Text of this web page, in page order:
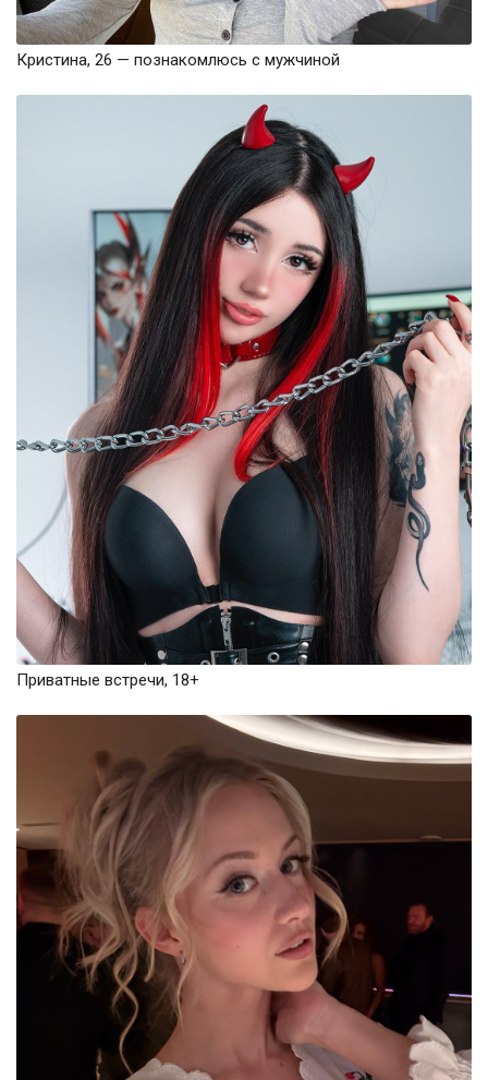
Кристина, 26 — познакомлюсь с мужчиной
Приватные встречи, 18+